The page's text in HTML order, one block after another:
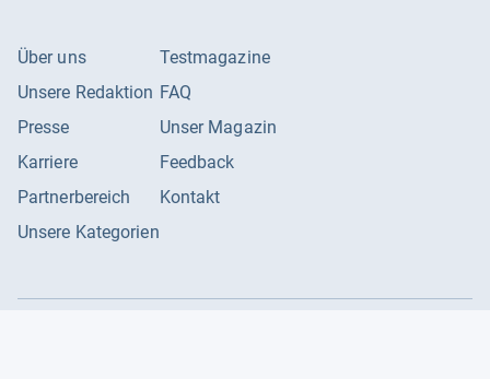
Über uns
Unsere Redaktion
Presse
Karriere
Partnerbereich
Unsere Kategorien
Testmagazine
FAQ
Unser Magazin
Feedback
Kontakt